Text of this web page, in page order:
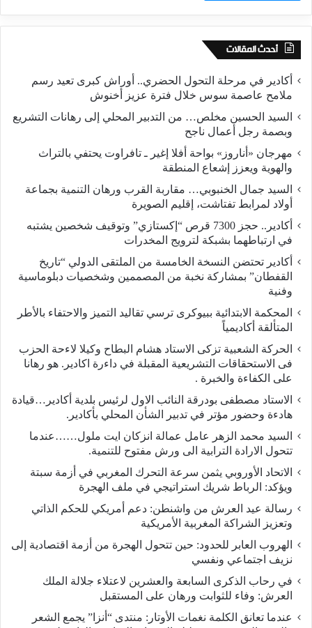
أحدث المقالات
أكادير في مرحلة التحول الحضري.. أوراش كبرى تعيد رسم
ملامح عاصمة سوس خلال فترة عزيز أخنوش
السيد الحسين مخلص… من التدبير المحلي إلى رهانات التشريع
وبصمة رجل أعمال ناجح
مهرجان «أناروز» بواحة أفلا إغير ـ تافراوت يحتفي بالتراث
والهوية ويعزز إشعاع المنطقة
السيد جمال الخنبوبي… مقاربة القرب ورهان التنمية بجماعة
أولاد لمرابط تفتاشت، إقليم الصويرة
أكادير.. حجز 7300 قرص “إكستازي” وتوقيف شخصين يشتبه
في ارتباطهما بشبكة لترويج المخدرات
أكادير تحتضن النسخة الخامسة من الملتقى الدولي “تاريخ
القفطان” بمشاركة نخبة من المصممين وشخصيات دبلوماسية
وفنية
المحكمة الابتدائية ببيوكرى ترسي تقاليد التميز والاحتفاء بالأطر
المتألقة أكاديمياً
الحركة الشعبية تزكى الاستاد هشام البطاح وكيلا لاءحة الحزب
فى الاستحقاقات التشريعية المقبلة في داءرة اكادير. هو رهانا
على الكفاءة والخبرة .
الاستاد مصطفى بودرقة النائب الاول لرئيس بلدية أكادير…قيادة
هادءة وحضور مؤتر في تدبير الشأن المحلي بأكادير.
السيد محمد الزهر عامل عمالة انزكان ايت ملول……عندما
تتحول الارادة الترابية الى ورش مفتوح للتنمية.
الاتحاد الأوروبي يثمن سرعة التحرك المغربي في أزمة سبتة
ويؤكد: الرباط شريك استراتيجي في ملف الهجرة
رسالة عيد العرش من واشنطن: دعم أمريكي للحكم الذاتي
وتعزيز الشراكة المغربية الأمريكية
​الهروب العابر للحدود: حين تتحول الهجرة من أزمة اقتصادية إلى
نزيف اجتماعي ونفسي
في رحاب الذكرى السابعة والعشرين لاعتلاء جلالة الملك
العرش: وفاء للثوابت ورهان على المستقبل
​عندما تعانق الكلمة نغمات الأوتار: منتدى “أنزا” يجمع الشعر